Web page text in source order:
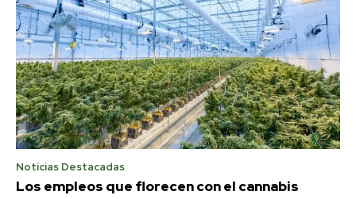
Noticias Destacadas
Los empleos que florecen con el cannabis